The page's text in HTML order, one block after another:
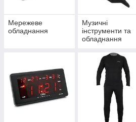
Мережеве
обладнання
Музичні
інструменти та
обладнання